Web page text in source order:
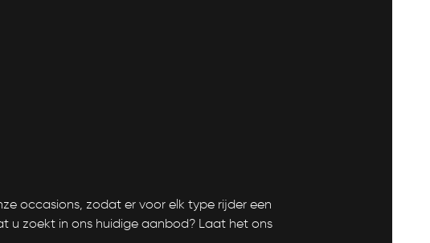
occasions, zodat er voor elk type rijder een
u zoekt in ons huidige aanbod? Laat het ons